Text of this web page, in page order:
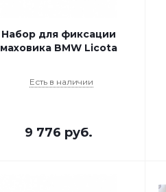
Набор для фиксации
маховика BMW Licota
Есть в наличии
9 776 руб.